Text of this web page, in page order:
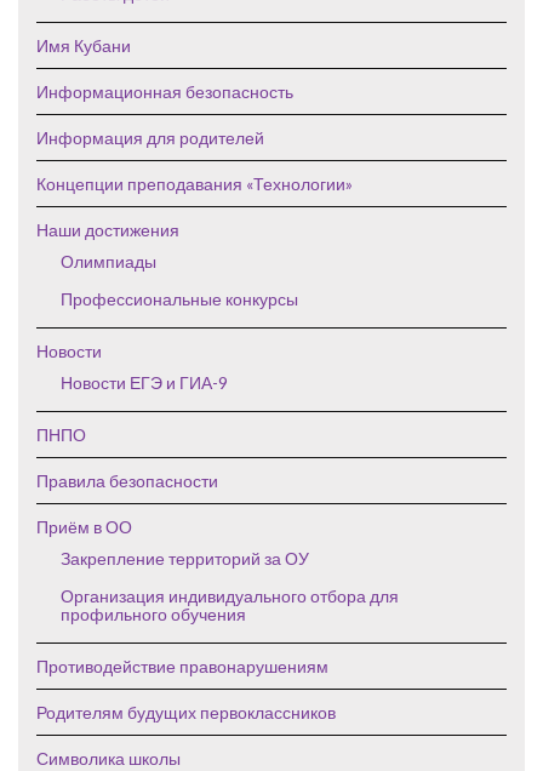
Имя Кубани
Информационная безопасность
Информация для родителей
Концепции преподавания «Технологии»
Наши достижения
Олимпиады
Профессиональные конкурсы
Новости
Новости ЕГЭ и ГИА-9
ПНПО
Правила безопасности
Приём в ОО
Закрепление территорий за ОУ
Организация индивидуального отбора для
профильного обучения
Противодействие правонарушениям
Родителям будущих первоклассников
Символика школы